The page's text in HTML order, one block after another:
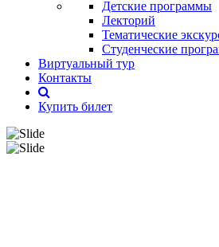
Детские программы
Лекторий
Тематические
Студенческие
Виртуальный тур
Контакты
Купить билет